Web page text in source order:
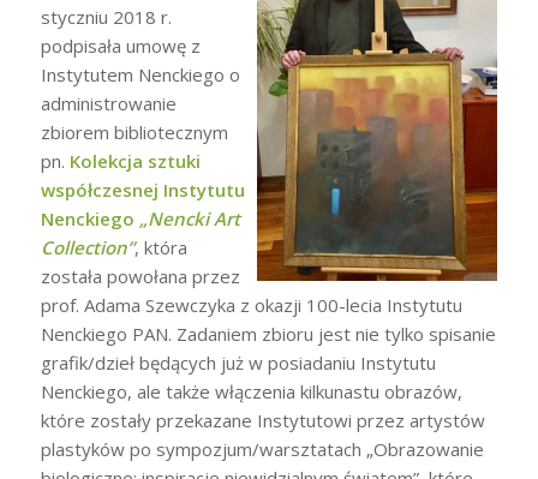
styczniu 2018 r.
podpisała umowę z
Instytutem Nenckiego o
administrowanie
zbiorem bibliotecznym
pn. Kolekcja sztuki
współczesnej Instytutu
Nenckiego „Nencki Art
Collection”, która
została powołana przez
prof. Adama Szewczyka z okazji 100-lecia Instytutu
Nenckiego PAN. Zadaniem zbioru jest nie tylko spisanie
grafik/dzieł będących już w posiadaniu Instytutu
Nenckiego, ale także włączenia kilkunastu obrazów,
które zostały przekazane Instytutowi przez artystów
plastyków po sympozjum/warsztatach „Obrazowanie